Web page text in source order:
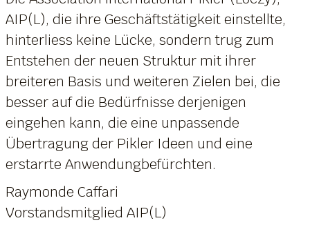
AIP(L), die ihre Geschäftstätigkeit einstellte,
hinterliess keine Lücke, sondern trug zum
Entstehen der neuen Struktur mit ihrer
breiteren Basis und weiteren Zielen bei, die
besser auf die Bedürfnisse derjenigen
eingehen kann, die eine unpassende
Übertragung der Pikler Ideen und eine
erstarrte Anwendungbefürchten.
Raymonde Caffari
Vorstandsmitglied AIP(L)